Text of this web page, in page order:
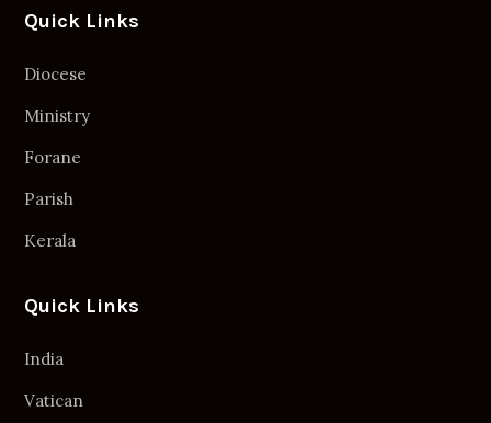
Quick Links
Diocese
Ministry
Forane
Parish
Kerala
Quick Links
India
Vatican